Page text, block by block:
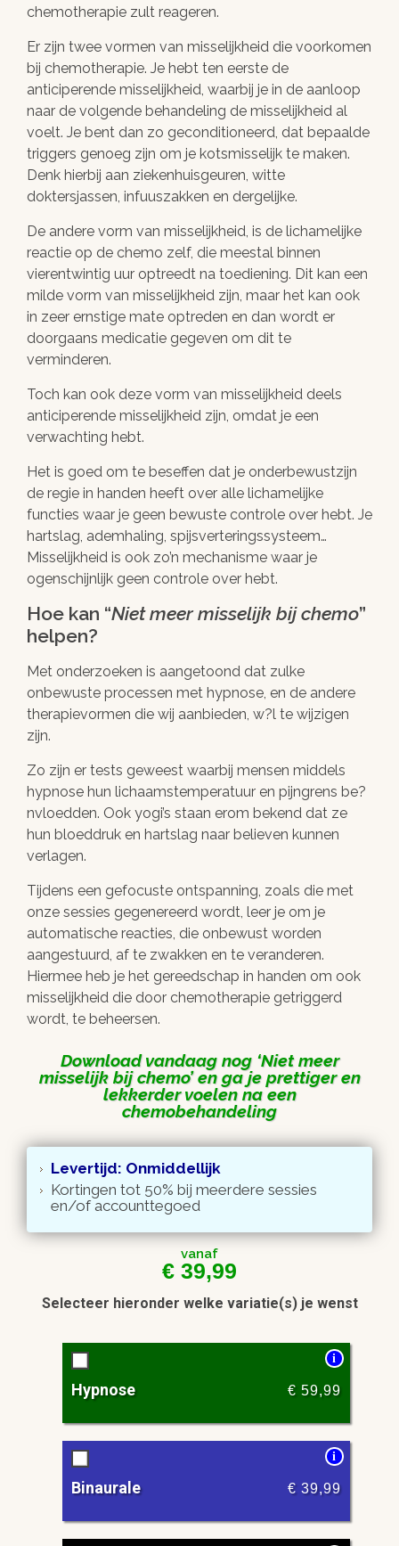
chemotherapie zult reageren.
Er zijn twee vormen van misselijkheid die voorkomen
bij chemotherapie. Je hebt ten eerste de
anticiperende misselijkheid, waarbij je in de aanloop
naar de volgende behandeling de misselijkheid al
voelt. Je bent dan zo geconditioneerd, dat bepaalde
triggers genoeg zijn om je kotsmisselijk te maken.
Denk hierbij aan ziekenhuisgeuren, witte
doktersjassen, infuuszakken en dergelijke.
De andere vorm van misselijkheid, is de lichamelijke
reactie op de chemo zelf, die meestal binnen
vierentwintig uur optreedt na toediening. Dit kan een
milde vorm van misselijkheid zijn, maar het kan ook
in zeer ernstige mate optreden en dan wordt er
doorgaans medicatie gegeven om dit te
verminderen.
Toch kan ook deze vorm van misselijkheid deels
anticiperende misselijkheid zijn, omdat je een
verwachting hebt.
Het is goed om te beseffen dat je onderbewustzijn
de regie in handen heeft over alle lichamelijke
functies waar je geen bewuste controle over hebt. Je
hartslag, ademhaling, spijsverteringssysteem…
Misselijkheid is ook zo’n mechanisme waar je
ogenschijnlijk geen controle over hebt.
Hoe kan “Niet meer misselijk bij chemo”
helpen?
Met onderzoeken is aangetoond dat zulke
onbewuste processen met hypnose, en de andere
therapievormen die wij aanbieden, w?l te wijzigen
zijn.
Zo zijn er tests geweest waarbij mensen middels
hypnose hun lichaamstemperatuur en pijngrens be?
nvloedden. Ook yogi’s staan erom bekend dat ze
hun bloeddruk en hartslag naar believen kunnen
verlagen.
Tijdens een gefocuste ontspanning, zoals die met
onze sessies gegenereerd wordt, leer je om je
automatische reacties, die onbewust worden
aangestuurd, af te zwakken en te veranderen.
Hiermee heb je het gereedschap in handen om ook
misselijkheid die door chemotherapie getriggerd
wordt, te beheersen.
Download vandaag nog Niet meer
misselijk bij chemo en ga je prettiger en
lekkerder voelen na een
chemobehandeling
Levertijd: Onmiddellijk
Kortingen tot 50% bij meerdere sessies
en/of accounttegoed
vanaf
€ 39,99
Selecteer hieronder welke variatie(s) je wenst
i
Hypnose € 59,99
i
Binaurale € 39,99